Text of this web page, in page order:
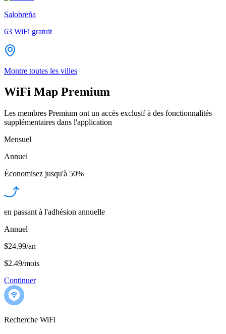
Salobreña
63 WiFi gratuit
Montre toutes les villes
WiFi Map Premium
Les membres Premium ont un accès exclusif à des fonctionnalités
supplémentaires dans l'application
Mensuel
Annuel
Économisez jusqu'à 50%
en passant à l'adhésion annuelle
Annuel
$24.99/an
$2.49/mois
Continuer
Recherche WiFi